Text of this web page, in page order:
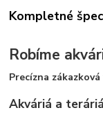
Kompletné
Robíme
Precízna
Akváriá a